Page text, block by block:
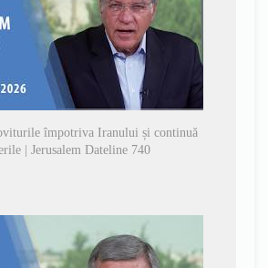
împotriva Iranului și continuă
| Jerusalem Dateline 740